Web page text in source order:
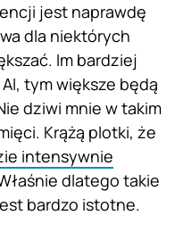
jest naprawdę
dla niektórych
Im bardziej
tym większe będą
dziwi mnie w takim
Krążą plotki, że
intensywnie
dlatego takie
bardzo istotne.